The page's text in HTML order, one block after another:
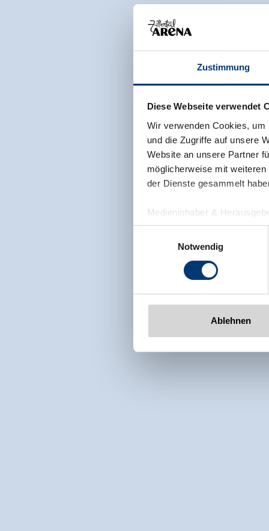
Zustimmung
Diese Webseite verwendet
Wir verwenden Cookies,
und die Zugriffe auf unsere
Website an unsere Partner
möglicherweise mit
der Dienste gesammelt
Medieninhaber &
Zeller Bergbahnen Zillertal
Rohr 23// A-6280 Zell am Ziller
www.zillertalarena.com
Notwendig
Ablehnen